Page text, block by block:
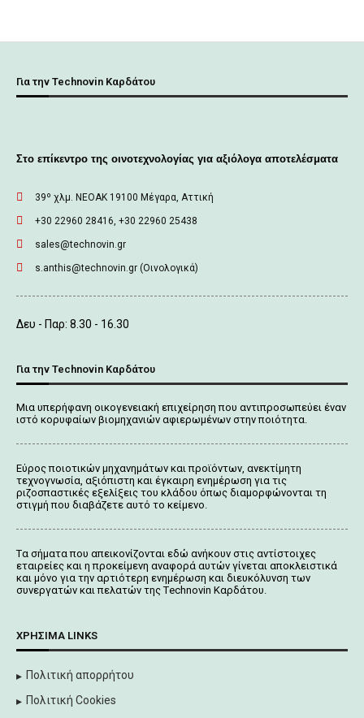
Για την Technovin Καρδάτου
Στο επίκεντρο της οινοτεχνολογίας για αξιόλογα αποτελέσματα
39º χλμ. ΝΕΟΑΚ 19100 Mέγαρα, Αττική
+30 22960 28416, +30 22960 25438
sales@technovin.gr
s.anthis@technovin.gr (Οινολογικά)
Δευ - Παρ: 8.30 - 16.30
Για την Technovin Καρδάτου
Μια υπερήφανη οικογενειακή επιχείρηση που αντιπροσωπεύει έναν
ιστό κορυφαίων βιομηχανιών αφιερωμένων στην ποιότητα.
Εύρος ποιοτικών μηχανημάτων και προϊόντων, ανεκτίμητη
τεχνογνωσία, αξιόπιστη και έγκαιρη ενημέρωση για τις
ριζοσπαστικές εξελίξεις του κλάδου όπως διαμορφώνονται τη
στιγμή που διαβάζετε αυτό το κείμενο.
Tα σήματα που απεικονίζονται εδώ ανήκουν στις αντίστοιχες
εταιρείες και η προκείμενη αναφορά αυτών γίνεται αποκλειστικά
και μόνο για την αρτιότερη ενημέρωση και διευκόλυνση των
συνεργατών και πελατών της Τechnovin Kαρδάτου.
ΧΡΉΣΙΜΑ LINKS
Πολιτική απορρήτου
Πολιτική Cookies